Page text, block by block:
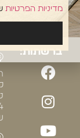
ברשתות:
מדיניות הפרטיות